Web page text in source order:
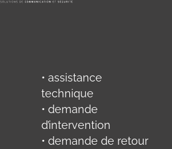
• assistance
technique
• demande
d’intervention
• demande de retour